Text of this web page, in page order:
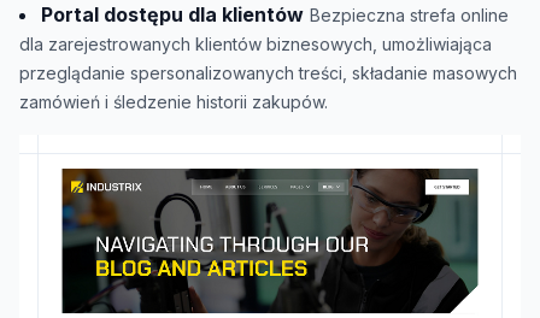
Portal dostępu dla klientów Bezpieczna strefa online
dla zarejestrowanych klientów biznesowych, umożliwiająca
przeglądanie spersonalizowanych treści, składanie masowych
zamówień i śledzenie historii zakupów.